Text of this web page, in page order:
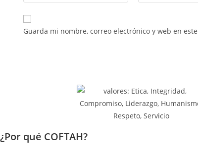
Guarda mi nombre, correo electrónico y web en
¿Por qué COFTAH?